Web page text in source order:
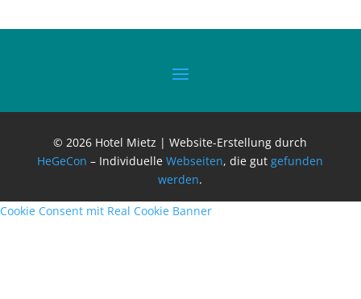
© 2026 Hotel Mietz | Website-Erstellung durch
HeGeCon – IndividuelleWebseiten, die gutgefunden
werden.
Cookie Consent mit Real Cookie Banner